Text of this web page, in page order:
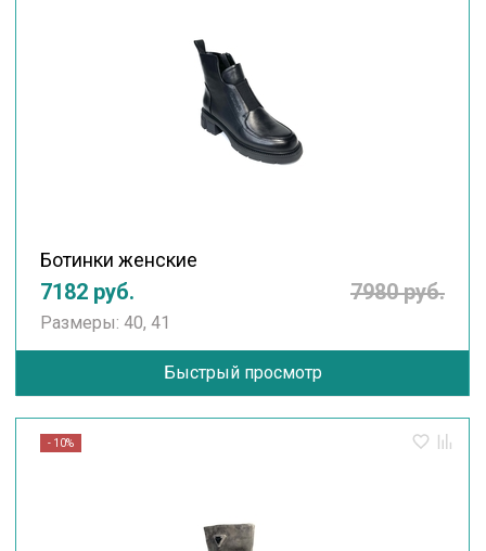
Ботинки женские
7182 руб. 7980 руб.
Размеры: 40, 41
Быстрый просмотр
- 10%